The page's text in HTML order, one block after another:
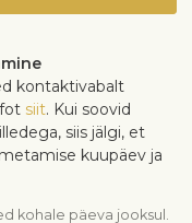
kasutada veel pikki
saaja
vähemalt 18
kontaktivabalt
siit. Kui soovid
siis jälgi, et
kuupäev ja
kohale päeva jooksul.